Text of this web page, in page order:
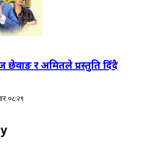
र अमितले प्रस्तुति दिँदै
०८:२९